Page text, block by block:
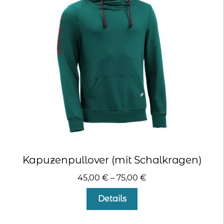
Kapuzenpullover (mit Schalkragen)
45,00 € – 75,00 €
Details